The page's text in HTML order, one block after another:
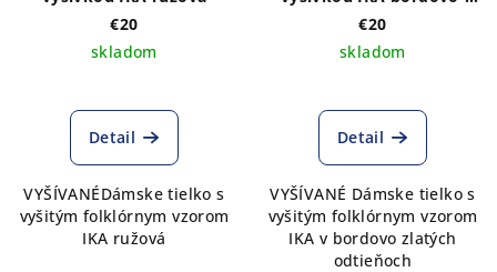
€20
skladom
Detail
VYŠÍVANÉDámske tielko s
vyšitým folklórnym vzorom
IKA ružová
zlatá
€20
skladom
Detail
VYŠÍVANÉ Dámske tielko s
vyšitým folklórnym vzorom
IKA v bordovo zlatých
odtieňoch